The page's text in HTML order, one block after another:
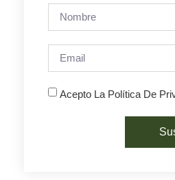
Acepto La Política De